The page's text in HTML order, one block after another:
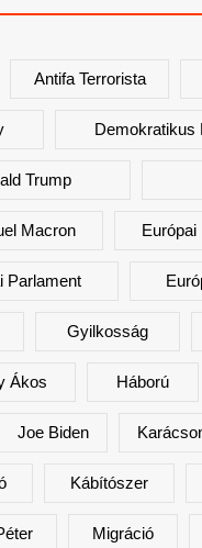
Antifa Terrorista
Demokratikus
Trump
Macron Európai
Parlament
Gyilkosság
Ákos Háború
Joe Biden
Kábítószer
Migráció